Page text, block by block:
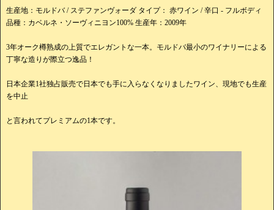
生産地：モルドバ / ステファンヴォーダ タイプ： 赤ワイン / 辛口 - フルボディ
品種：カベルネ・ソーヴィニヨン100% 生産年：2009年
3年オーク樽熟成の上質でエレガントな一本。モルドバ最小のワイナリーによる
丁寧な造りが際立つ逸品！
日本企業1社独占販売で日本でも手に入らなくなりましたワイン、現地でも生産
を中止
と言われてプレミアムの1本です。